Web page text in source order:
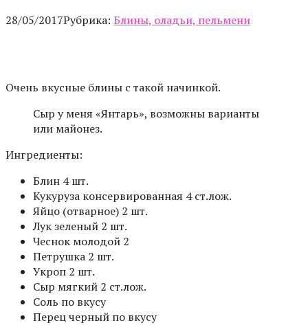
28/05/2017Рубрика: Блины, оладьи, пельмени
Очень вкусные блины с такой начинкой.
Сыр у меня «Янтарь», возможны варианты
или майонез.
Ингредиенты:
Блин 4 шт.
Кукуруза консервированная 4 ст.лож.
Яйцо (отварное) 2 шт.
Лук зеленый 2 шт.
Чеснок молодой 2
Петрушка 2 шт.
Укроп 2 шт.
Сыр мягкий 2 ст.лож.
Соль по вкусу
Перец черный по вкусу